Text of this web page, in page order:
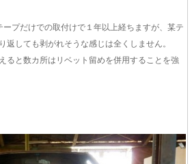
ープだけでの取付けで１年以上経ちますが、某テ
返しても剥がれそうな感じは全くしません。
ると数カ所はリベット留めを併用することを強